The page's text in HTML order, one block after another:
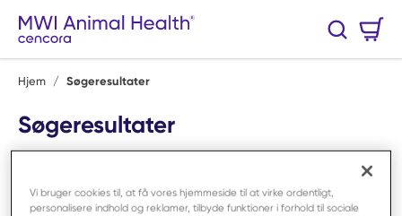
Spring til hovedindhold
Søg
Hjem / Søgeresultater
Søgeresultater
Vi bruger cookies til, at få vores hjemmeside til at virke ordentligt,
personalisere indhold og reklamer, tilbyde funktioner i forhold til sociale